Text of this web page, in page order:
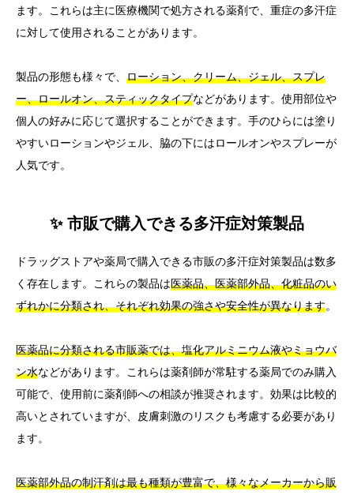
ます。これらは主に医療機関で処方される薬剤で、重症の多汗症
に対して使用されることがあります。
製品の形態も様々で、 ローション、クリーム、ジェル、スプレ
ー、ロールオン、スティックタイプなどがあります。使用部位や
個人の好みに応じて選択することができます。手のひらには塗り
やすいローションやジェル、脇の下にはロールオンやスプレーが
人気です。
✨ 市販で購入できる多汗症対策製品
ドラッグストアや薬局で購入できる市販の多汗症対策製品は数多
く存在します。これらの製品は医薬品、医薬部外品、化粧品のい
ずれかに分類され、それぞれ効果の強さや安全性が異なります。
医薬品に分類される市販薬では、塩化アルミニウム液やミョウバ
ン水などがあります。これらは薬剤師が常駐する薬局でのみ購入
可能で、使用前に薬剤師への相談が推奨されます。効果は比較的
高いとされていますが、皮膚刺激のリスクも考慮する必要があり
ます。
医薬部外品の制汗剤は最も種類が豊富で、様々なメーカーから販